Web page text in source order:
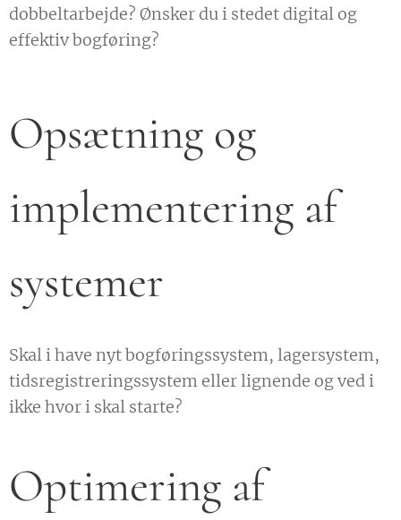
dobbeltarbejde? Ønsker du i stedet digital og
effektiv bogføring?
Opsætning og
implementering af
systemer
Skal i have nyt bogføringssystem, lagersystem,
tidsregistreringssystem eller lignende og ved i
ikke hvor i skal starte?
Optimering af